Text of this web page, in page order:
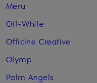
Meru
Off-White
Officine Creative
Olymp
Palm Angels